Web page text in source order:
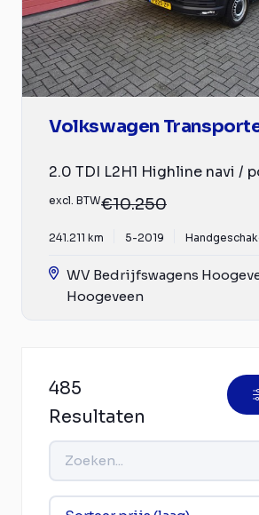
Volkswagen
2.0 TDI L2H1 Highline navi /
excl. BTW€10.250
241.211 km 5-2019
WV Bedrijfswagens
Hoogeveen
485
Resultaten